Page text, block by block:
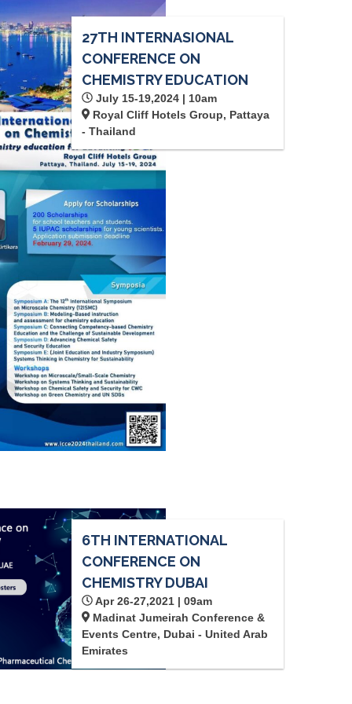
27TH INTERNASIONAL
CONFERENCE ON
CHEMISTRY EDUCATION
July 15-19,2024 | 10am
Royal Cliff Hotels Group, Pattaya
- Thailand
6TH INTERNATIONAL
CONFERENCE ON
CHEMISTRY DUBAI
Apr 26-27,2021 | 09am
Madinat Jumeirah Conference &
Events Centre, Dubai - United Arab
Emirates